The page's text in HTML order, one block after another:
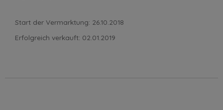
Start der Vermarktung: 26.10.2018
Erfolgreich verkauft: 02.01.2019